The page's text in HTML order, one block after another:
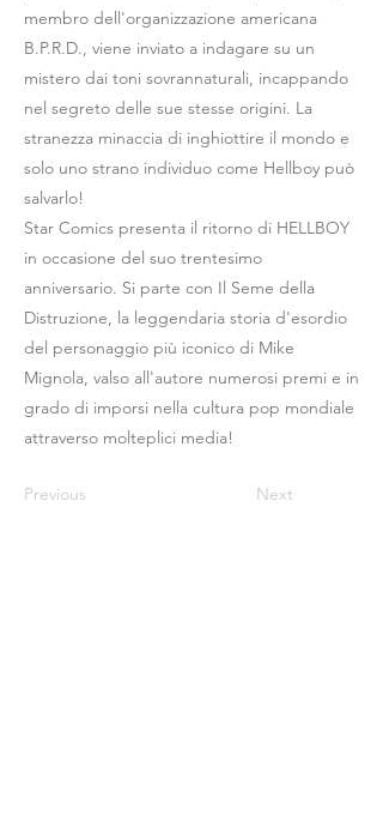
membro dell'organizzazione americana
B.P.R.D., viene inviato a indagare su un
mistero dai toni sovrannaturali, incappando
nel segreto delle sue stesse origini. La
stranezza minaccia di inghiottire il mondo e
solo uno strano individuo come Hellboy può
salvarlo!
Star Comics presenta il ritorno di HELLBOY
in occasione del suo trentesimo
anniversario. Si parte con Il Seme della
Distruzione, la leggendaria storia d'esordio
del personaggio più iconico di Mike
Mignola, valso all'autore numerosi premi e in
grado di imporsi nella cultura pop mondiale
attraverso molteplici media!
Previous Next